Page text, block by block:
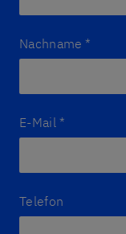
Nachname *
E-Mail *
Telefon